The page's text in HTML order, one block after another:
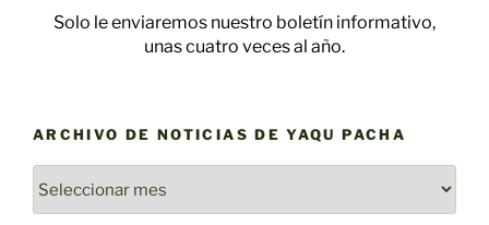
Solo le enviaremos nuestro boletín informativo,
unas cuatro veces al año.
ARCHIVO DE NOTICIAS DE YAQU PACHA
DE